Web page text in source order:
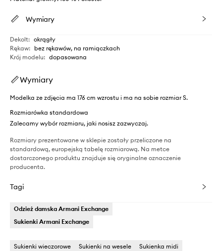
Wymiary
Dekolt: okrągły
Rękaw: bez rękawów, na ramiączkach
Krój modelu: dopasowana
Wymiary
Modelka ze zdjęcia ma 176 cm wzrostu i ma na sobie rozmiar S.
Rozmiarówka standardowa
Zalecamy wybór rozmiaru, jaki nosisz zazwyczaj.
Rozmiary prezentowane w sklepie zostały przeliczone na
standardową, europejską tabelę rozmiarową. Na metce
dostarczonego produktu znajduje się oryginalne oznaczenie
producenta.
Tagi
Odzież damska Armani Exchange
Sukienki Armani Exchange
Sukienki wieczorowe Sukienki na wesele
Sukienka midi